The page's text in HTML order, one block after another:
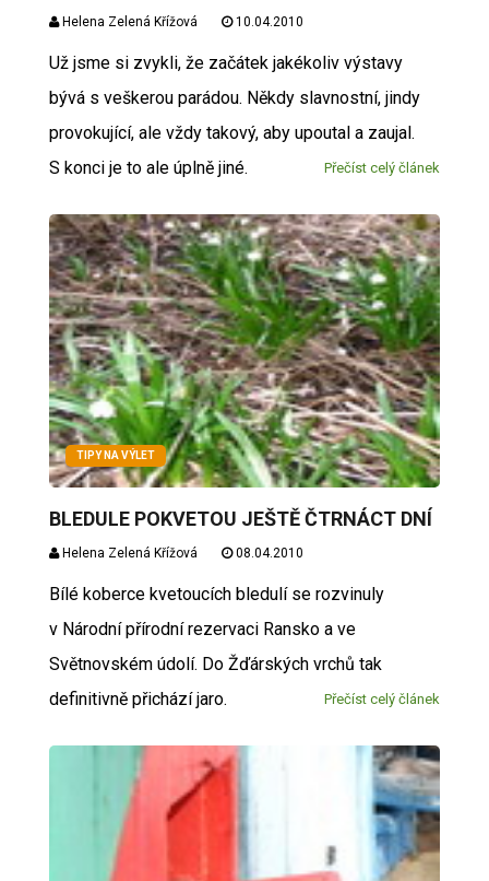
Helena Zelená Křížová 10.04.2010
Už jsme si zvykli, že začátek jakékoliv výstavy
bývá s veškerou parádou. Někdy slavnostní, jindy
provokující, ale vždy takový, aby upoutal a zaujal.
S konci je to ale úplně jiné.
Přečíst celý článek
TIPY NA VÝLET
BLEDULE POKVETOU JEŠTĚ ČTRNÁCT DNÍ
Helena Zelená Křížová 08.04.2010
Bílé koberce kvetoucích bledulí se rozvinuly
v Národní přírodní rezervaci Ransko a ve
Světnovském údolí. Do Žďárských vrchů tak
definitivně přichází jaro.
Přečíst celý článek